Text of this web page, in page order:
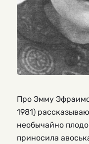
Про Эмму
1981)
необычайно
приносила